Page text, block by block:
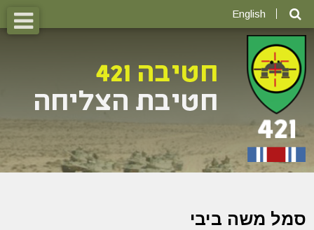
English
סמל משה ביבי